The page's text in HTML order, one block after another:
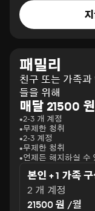
패밀리
친구 또는 가족
들을 위해
매달 21500 원
2-3 개 계정
무제한 청취
2-3 계정
무제한 청취
언제든 해지하실 수
본인 + 1 가족
2 개 계정
21500 원 /월